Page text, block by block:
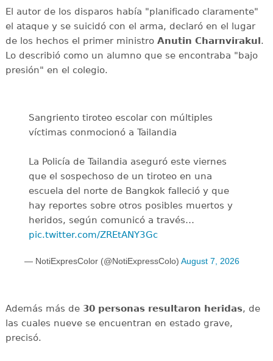
El autor de los disparos había "planificado claramente"
el ataque y se suicidó con el arma, declaró en el lugar
de los hechos el primer ministro Anutin Charnvirakul .
Lo describió como un alumno que se encontraba "bajo
presión" en el colegio.
Sangriento tiroteo escolar con múltiples
víctimas conmocionó a Tailandia
La Policía de Tailandia aseguró este viernes
que el sospechoso de un tiroteo en una
escuela del norte de Bangkok falleció y que
hay reportes sobre otros posibles muertos y
heridos, según comunicó a través…
pic.twitter.com/ZREtANY3Gc
— NotiExpresColor (@NotiExpressColo) August 7, 2026
Además más de 30 personas resultaron heridas, de
las cuales nueve se encuentran en estado grave,
precisó.